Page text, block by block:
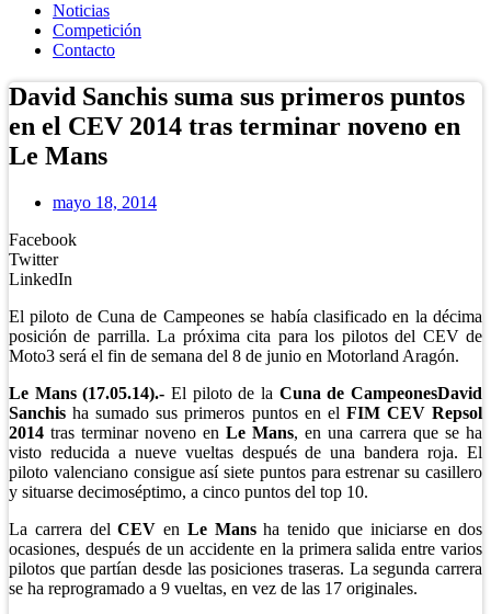
Noticias
Competición
Contacto
David Sanchis suma sus primeros puntos
en el CEV 2014 tras terminar noveno en
Le Mans
mayo 18, 2014
Facebook
Twitter
LinkedIn
El piloto de Cuna de Campeones se había clasificado en la décima
posición de parrilla. La próxima cita para los pilotos del CEV de
Moto3 será el fin de semana del 8 de junio en Motorland Aragón.
Le Mans (17.05.14).- El piloto de la Cuna de CampeonesDavid
Sanchis ha sumado sus primeros puntos en el FIM CEV Repsol
2014 tras terminar noveno en Le Mans, en una carrera que se ha
visto reducida a nueve vueltas después de una bandera roja. El
piloto valenciano consigue así siete puntos para estrenar su casillero
y situarse decimoséptimo, a cinco puntos del top 10.
La carrera delCEV en Le Mansha tenido que iniciarse en dos
ocasiones, después de un accidente en la primera salida entre varios
pilotos que partían desde las posiciones traseras. La segunda carrera
se ha reprogramado a 9 vueltas, en vez de las 17 originales.